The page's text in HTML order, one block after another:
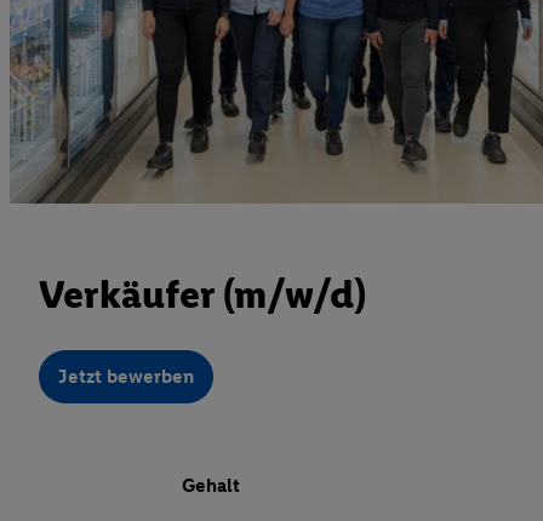
Verkäufer (m/w/d)
Jetzt bewerben
Gehalt